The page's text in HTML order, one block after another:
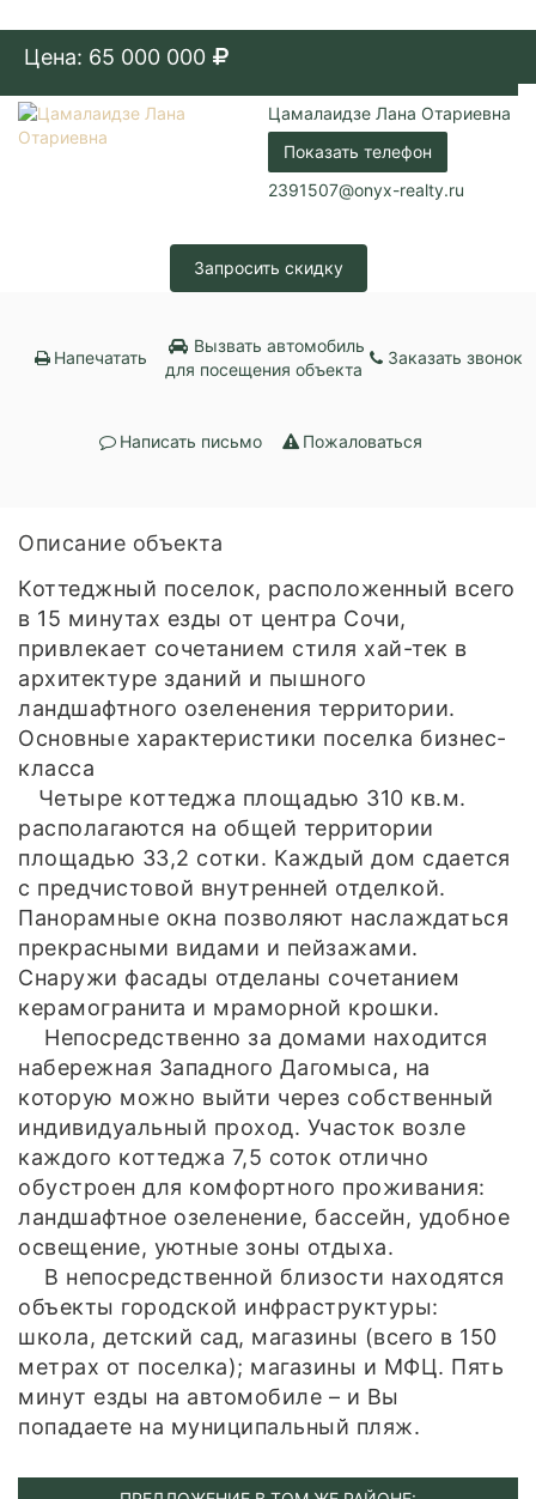
Цена: 65 000 000
Цамалаидзе Лана Отариевна
Показать телефон
2391507@onyx-realty.ru
Запросить скидку
Напечатать
Вызвать автомобиль
для посещения объекта
Заказать звонок
Написать письмо Пожаловаться
Описание объекта
Коттеджный поселок, расположенный всего
в 15 минутах езды от центра Сочи,
привлекает сочетанием стиля хай-тек в
архитектуре зданий и пышного
ландшафтного озеленения территории.
Основные характеристики поселка бизнес-
класса
Четыре коттеджа площадью 310 кв.м.
располагаются на общей территории
площадью 33,2 сотки. Каждый дом сдается
с предчистовой внутренней отделкой.
Панорамные окна позволяют наслаждаться
прекрасными видами и пейзажами.
Снаружи фасады отделаны сочетанием
керамогранита и мраморной крошки.
Непосредственно за домами находится
набережная Западного Дагомыса, на
которую можно выйти через собственный
индивидуальный проход. Участок возле
каждого коттеджа 7,5 соток отлично
обустроен для комфортного проживания:
ландшафтное озеленение, бассейн, удобное
освещение, уютные зоны отдыха.
В непосредственной близости находятся
объекты городской инфраструктуры:
школа, детский сад, магазины (всего в 150
метрах от поселка); магазины и МФЦ. Пять
минут езды на автомобиле – и Вы
попадаете на муниципальный пляж.